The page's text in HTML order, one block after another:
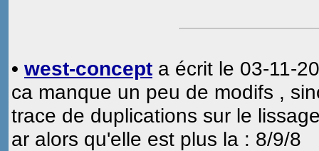
• west-concept a écrit le 03-11-
ca manque un peu de modifs ,
trace de duplications sur le
ar alors qu'elle est plus la : 8/9/8